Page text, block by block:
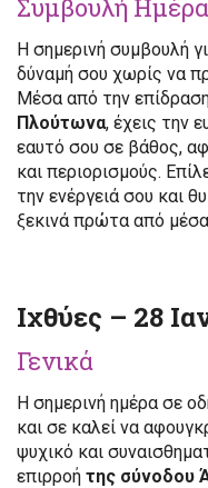
Συμβουλή
Η σημερινή συμβουλή
δύναμή σου χωρίς να
Μέσα από την
Πλούτωνα, έχεις την
εαυτό σου σε βάθος,
και περιορισμούς.
την ενέργειά σου και
ξεκινά πρώτα από
Ιχθύες – 28
Γενικά
Η σημερινή ημέρα σε
και σε καλεί να
ψυχικό και
επιρροή της σύνοδου